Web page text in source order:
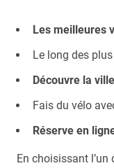
Les meilleures
Le long des
Découvre la
Fais du vélo
Réserve en
En choisissant l’un